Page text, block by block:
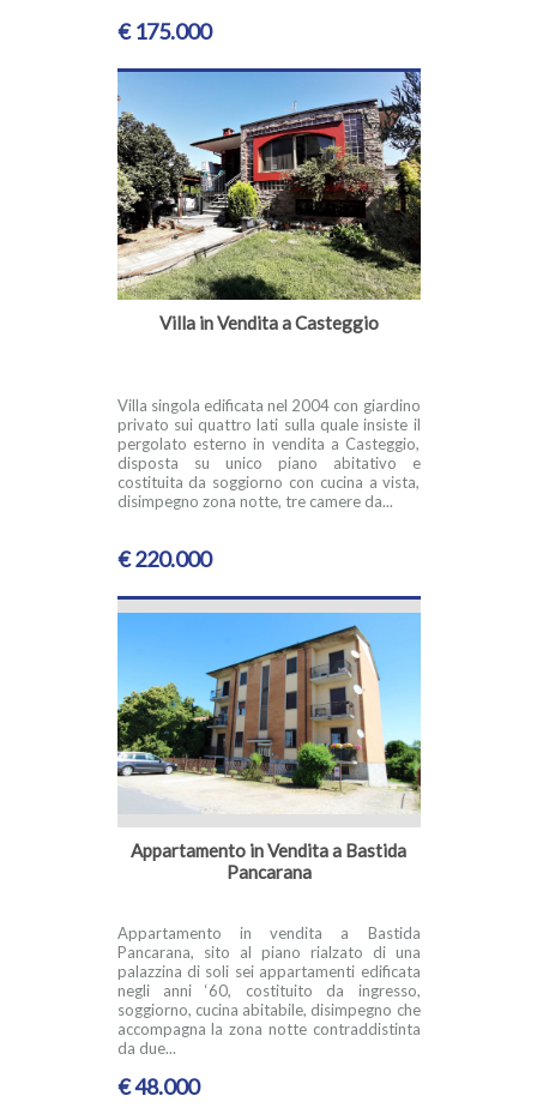
€ 175.000
Villa in Vendita a Casteggio
Villa singola edificata nel 2004 con giardino
privato sui quattro lati sulla quale insiste il
pergolato esterno in vendita a Casteggio,
disposta su unico piano abitativo e
costituita da soggiorno con cucina a vista,
disimpegno zona notte, tre camere da...
€ 220.000
Appartamento in Vendita a Bastida
Pancarana
Appartamento in vendita a Bastida
Pancarana, sito al piano rialzato di una
palazzina di soli sei appartamenti edificata
negli anni ‘60, costituito da ingresso,
soggiorno, cucina abitabile, disimpegno che
accompagna la zona notte contraddistinta
da due...
€ 48.000